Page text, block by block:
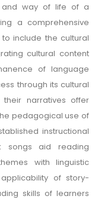
and way of life of a
a comprehensive
include the cultural
cultural content
of language
through its cultural
narratives offer
pedagogical use of
instructional
songs aid reading
with linguistic
of story-
skills of learners